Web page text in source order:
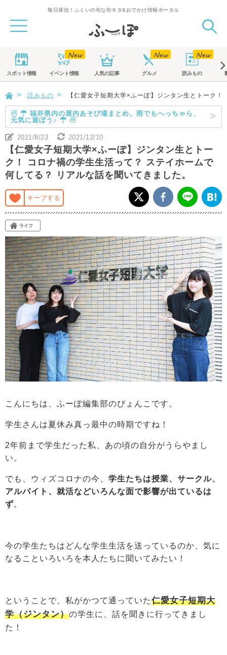
毎日発信！ふくいの旬な街ネタ&おでかけ情報ポータル
スポット情報 イベント情報 人気の記事 グルメ 読みもの
読みもの 【仁愛女子短期大学×ふーぽ】ジンタン生とトーク
☃ ☂ 福井県内の屋内あそび場まとめ。雨でもへっちゃら、
元気に遊ぼう♪ ☂ ☃
2021/8/23 2021/12/10
【仁愛女子短期大学×ふーぽ】ジンタン生とトー
ク！ コロナ禍の学生生活って？ ステイホームで
何してる？ リアルな話を聞いてきました。
キープする
ライフ
こんにちは、ふーぽ編集部のぴょんこです。
学生さんは夏休み真っ最中の時期ですね！
2年前まで学生だった私、あの頃の自分がうらやまし
い。
でも、ウィズコロナの今、 学生たちは授業、サークル、
アルバイト、就活などいろんな面で影響が出ているは
ず。
今の学生たちはどんな学生生活を送っているのか、気に
なることいろいろを本人たちに聞いてみたい！
ということで、私がかつて通っていた仁愛女子短期大
学（ジンタン）の学生に、話を聞きに行ってきまし
た！